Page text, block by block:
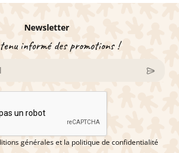
Newsletter
informé des promotions !
générales et la politique de confidentialité